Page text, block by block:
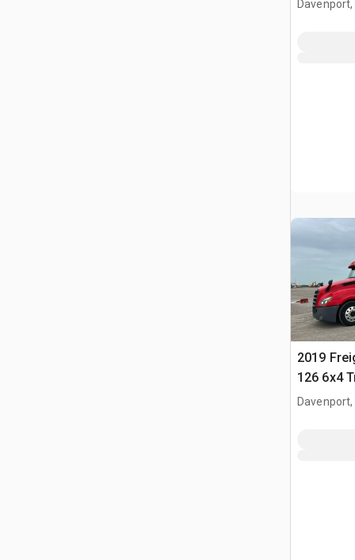
Davenport,
2019
126 6x4
Davenport,